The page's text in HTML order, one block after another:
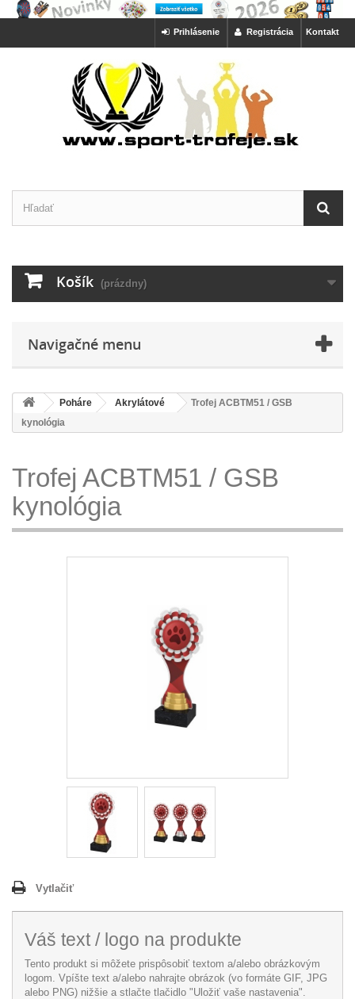
Kontakt
Registrácia
Prihlásenie
Košík (prázdny)
Navigačné menu
Poháre Akrylátové
Trofej ACBTM51 / GSB
kynológia
Trofej ACBTM51 / GSB
kynológia
Vytlačiť
Váš text / logo na produkte
Tento produkt si môžete prispôsobiť textom a/alebo obrázkovým
logom. Vpíšte text a/alebo nahrajte obrázok (vo formáte GIF, JPG
alebo PNG) nižšie a stlačte tlačidlo "Uložiť vaše nastavenia".